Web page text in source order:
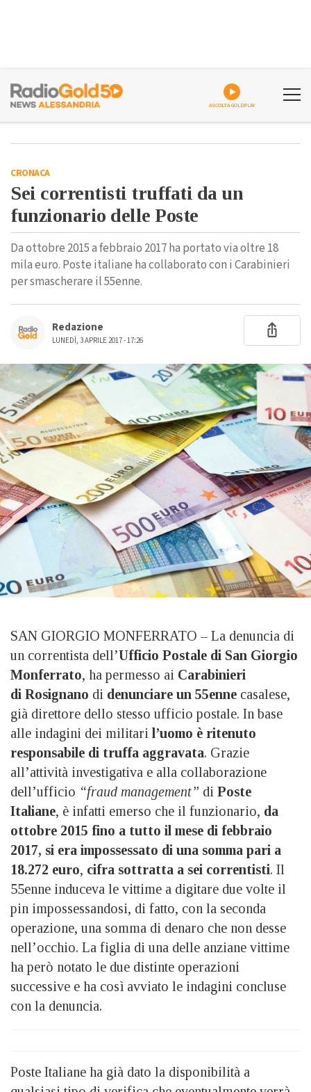
ASCOLTA GOLDPLAY
CRONACA
Sei correntisti truffati da un
funzionario delle Poste
Da ottobre 2015 a febbraio 2017 ha portato via oltre 18
mila euro. Poste italiane ha collaborato con i Carabinieri
per smascherare il 55enne.
Redazione
LUNEDÌ, 3 APRILE 2017 - 17:26
SAN GIORGIO MONFERRATO – La denuncia di
un correntista dell’Ufficio Postale di San Giorgio
Monferrato, ha permesso ai Carabinieri
di Rosignano di denunciare un 55enne casalese,
già direttore dello stesso ufficio postale. In base
alle indagini dei militari l’uomo è ritenuto
responsabile di truffa aggravata. Grazie
all’attività investigativa e alla collaborazione
dell’ufficio “fraud management” di Poste
Italiane, è infatti emerso che il funzionario, da
ottobre 2015 fino a tutto il mese di febbraio
2017, si era impossessato di una somma pari a
18.272 euro, cifra sottratta a sei correntisti. Il
55enne induceva le vittime a digitare due volte il
pin impossessandosi, di fatto, con la seconda
operazione, una somma di denaro che non desse
nell’occhio. La figlia di una delle anziane vittime
ha però notato le due distinte operazioni
successive e ha così avviato le indagini concluse
con la denuncia.
Poste Italiane ha già dato la disponibilità a